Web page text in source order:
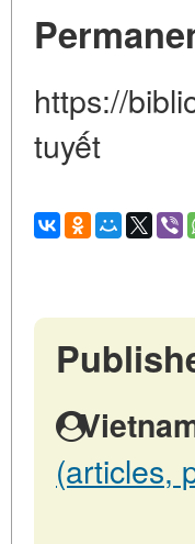
https://
tuyết
(articles,